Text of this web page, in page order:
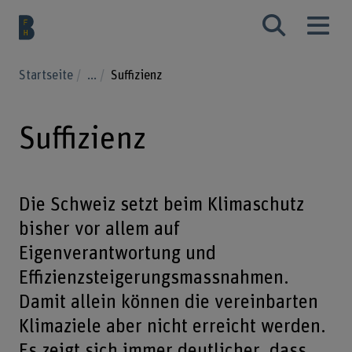
Startseite ... Suffizienz
Suffizienz
Die Schweiz setzt beim Klimaschutz
bisher vor allem auf
Eigenverantwortung und
Effizienzsteigerungsmassnahmen.
Damit allein können die vereinbarten
Klimaziele aber nicht erreicht werden.